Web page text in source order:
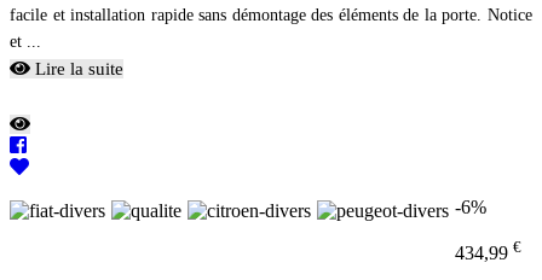
facile et installation rapide sans démontage des éléments de la porte. Notice
et ...
Lire la suite
-6%
434,99 €